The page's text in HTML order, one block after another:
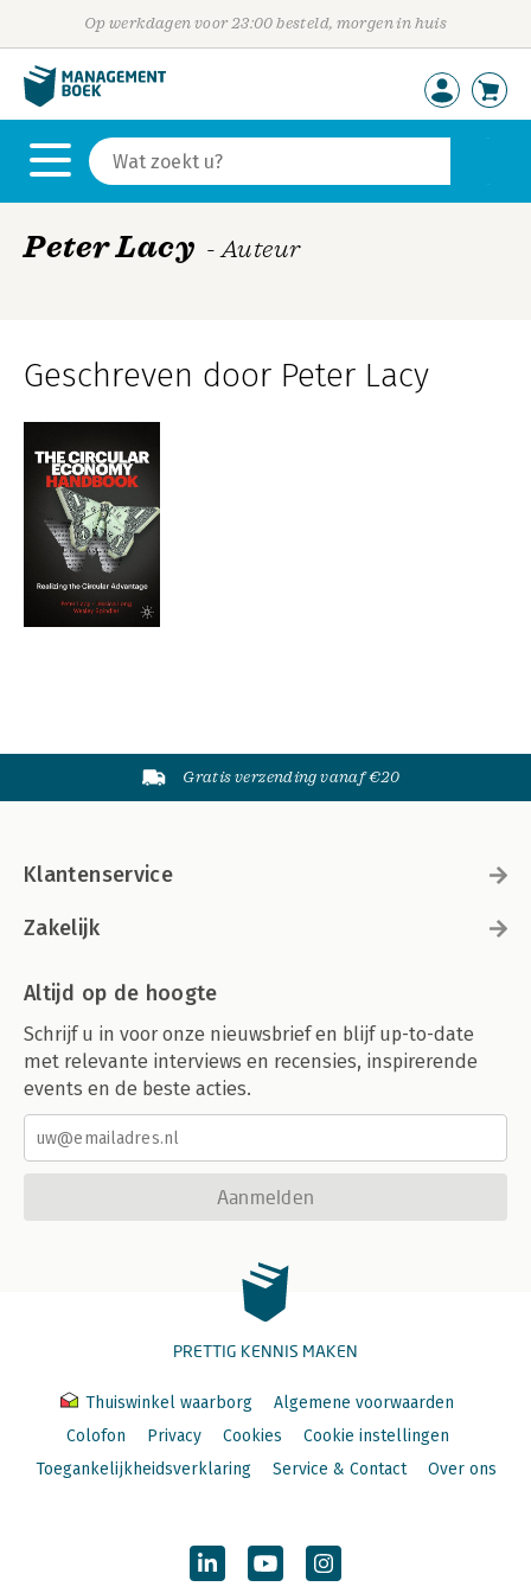
Op werkdagen voor 23:00 besteld, morgen in huis
Peter Lacy - Auteur
Geschreven door Peter Lacy
Gratis verzending vanaf €20
Klantenservice
Zakelijk
Altijd op de hoogte
Schrijf u in voor onze nieuwsbrief en blijf up-to-date
met relevante interviews en recensies, inspirerende
events en de beste acties.
Aanmelden
PRETTIG KENNIS MAKEN
Thuiswinkel waarborg
Algemene voorwaarden
Colofon
Privacy Cookies
Cookie instellingen
Toegankelijkheidsverklaring
Service & Contact Over ons